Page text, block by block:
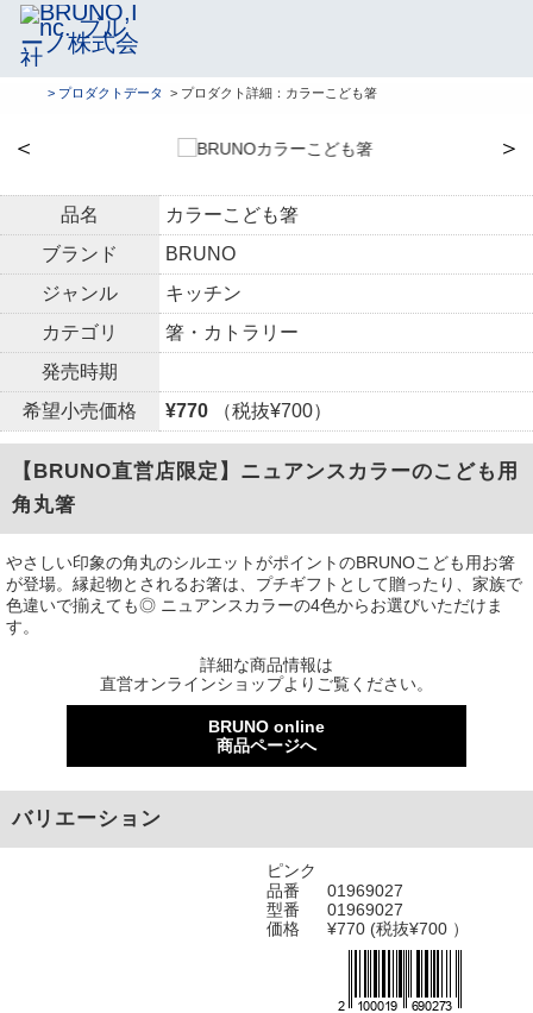
> プロダクトデータ > プロダクト詳細：カラーこども箸
＜ ＞
品名
カラーこども箸
ブランド
BRUNO
ジャンル
キッチン
カテゴリ
箸・カトラリー
発売時期
希望小売価格
¥770 （税抜¥700）
【BRUNO直営店限定】ニュアンスカラーのこども用
角丸箸
やさしい印象の角丸のシルエットがポイントのBRUNOこども用お箸
が登場。縁起物とされるお箸は、プチギフトとして贈ったり、家族で
色違いで揃えても◎ ニュアンスカラーの4色からお選びいただけま
す。
詳細な商品情報は
直営オンラインショップよりご覧ください。
BRUNO online
商品ページへ
バリエーション
ピンク
品番
01969027
型番
01969027
価格
¥770 (税抜¥700 ）